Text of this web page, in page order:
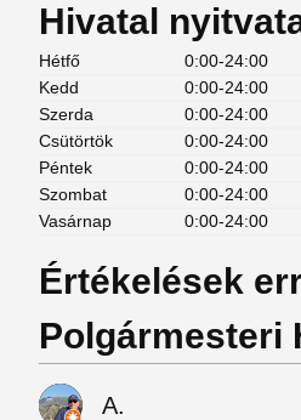
Hivatal
Hétfő
0:00-24:00
Kedd
0:00-24:00
Szerda
0:00-24:00
Csütörtök
0:00-24:00
Péntek
0:00-24:00
Szombat
0:00-24:00
Vasárnap
0:00-24:00
Értékelések
Polgármesteri
A.